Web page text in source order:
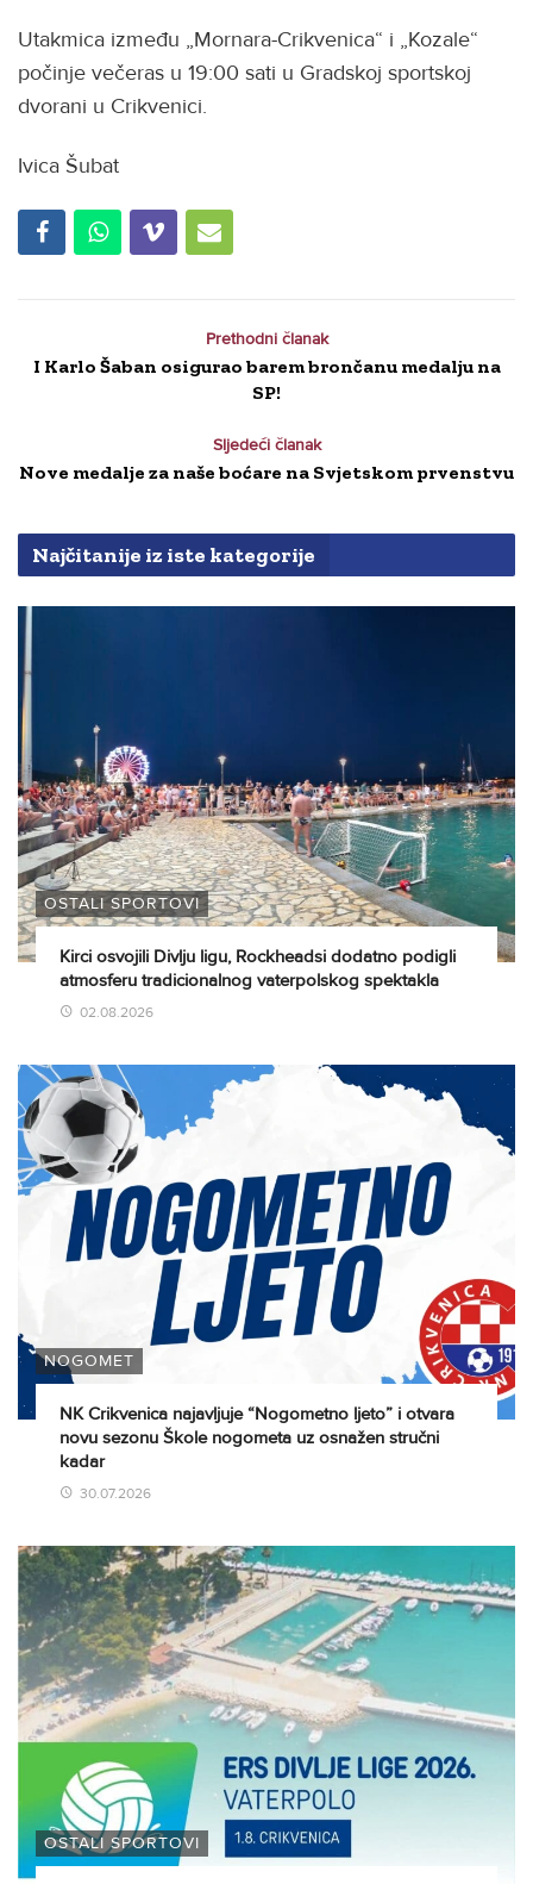
Utakmica između „Mornara-Crikvenica“ i „Kozale“
počinje večeras u 19:00 sati u Gradskoj sportskoj
dvorani u Crikvenici.
Ivica Šubat
Prethodni članak
I Karlo Šaban osigurao barem brončanu medalju na
SP!
Sljedeći članak
Nove medalje za naše boćare na Svjetskom prvenstvu
Najčitanije iz iste kategorije
OSTALI SPORTOVI
Kirci osvojili Divlju ligu, Rockheadsi dodatno podigli
atmosferu tradicionalnog vaterpolskog spektakla
02.08.2026
NOGOMET
NK Crikvenica najavljuje “Nogometno ljeto” i otvara
novu sezonu Škole nogometa uz osnažen stručni
kadar
30.07.2026
OSTALI SPORTOVI